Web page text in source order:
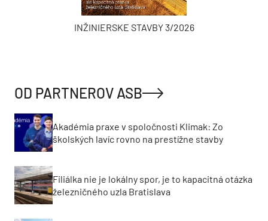
INŽINIERSKE STAVBY 3/2026
OD PARTNEROV ASB
Akadémia praxe v spoločnosti Klimak: Zo
školských lavíc rovno na prestížne stavby
Filiálka nie je lokálny spor, je to kapacitná otázka
železničného uzla Bratislava